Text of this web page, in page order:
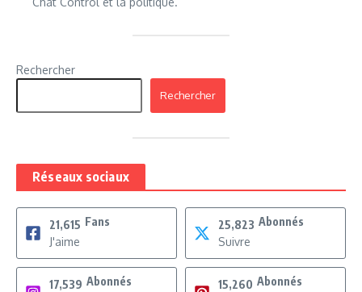
Rechercher
Rechercher
Réseaux sociaux
21,615 Fans
J'aime
25,823 Abonnés
Suivre
17,539 Abonnés
15,260 Abonnés